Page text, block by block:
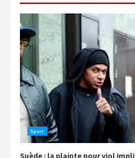
Sport
Suède : la plainte pour viol